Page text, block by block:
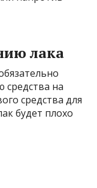
лака
на
средства для
будет плохо